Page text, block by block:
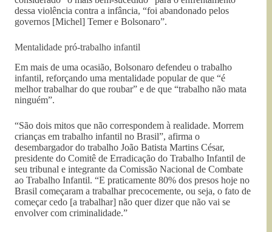
dessa violência contra a infância, “foi abandonado pelos
governos [Michel] Temer e Bolsonaro”.
Mentalidade pró-trabalho infantil
Em mais de uma ocasião, Bolsonaro defendeu o trabalho
infantil, reforçando uma mentalidade popular de que “é
melhor trabalhar do que roubar” e de que “trabalho não mata
ninguém”.
“São dois mitos que não correspondem à realidade. Morrem
crianças em trabalho infantil no Brasil”, afirma o
desembargador do trabalho João Batista Martins César,
presidente do Comitê de Erradicação do Trabalho Infantil de
seu tribunal e integrante da Comissão Nacional de Combate
ao Trabalho Infantil. “E praticamente 80% dos presos hoje no
Brasil começaram a trabalhar precocemente, ou seja, o fato de
começar cedo [a trabalhar] não quer dizer que não vai se
envolver com criminalidade.”